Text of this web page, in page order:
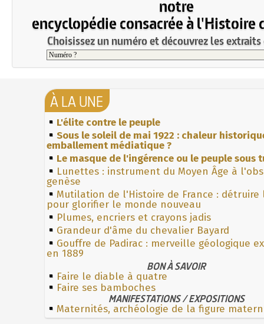
notre
encyclopédie consacrée à l'Histoire
Choisissez un numéro et découvrez les
À LA UNE
L'élite contre le peuple
Sous le soleil de mai 1922 : chaleur
emballement médiatique ?
Le masque de l'ingérence ou le peuple sous
Lunettes : instrument du Moyen Âge à
genèse
Mutilation de l'Histoire de France : détruire
pour glorifier le monde nouveau
Plumes, encriers et crayons jadis
Grandeur d'âme du chevalier Bayard
Gouffre de Padirac : merveille géologique
en 1889
BON À SAVOIR
Faire le diable à quatre
Faire ses bamboches
MANIFESTATIONS / EXPOSITIONS
Maternités, archéologie de la figure